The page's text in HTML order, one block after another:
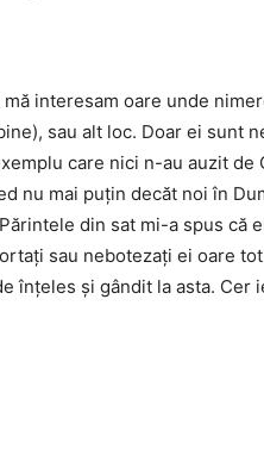
mă interesam oare unde
sau alt loc. Doar ei sunt
care nici n-au auzit
nu mai puţin decăt noi în
din sat mi-a spus că
sau nebotezaţi ei oare
înţeles şi gândit la asta. Cer